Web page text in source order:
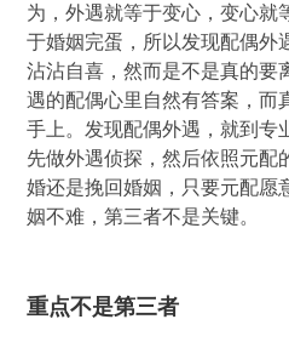
为，外遇就等于变心，变心就
于婚姻完蛋，所以发现配偶外
沾沾自喜，然而是不是真的要
遇的配偶心里自然有答案，而
手上。发现配偶外遇，就到专
先做外遇侦探，然后依照元配
婚还是挽回婚姻，只要元配愿
姻不难，第三者不是关键。
重点不是第三者